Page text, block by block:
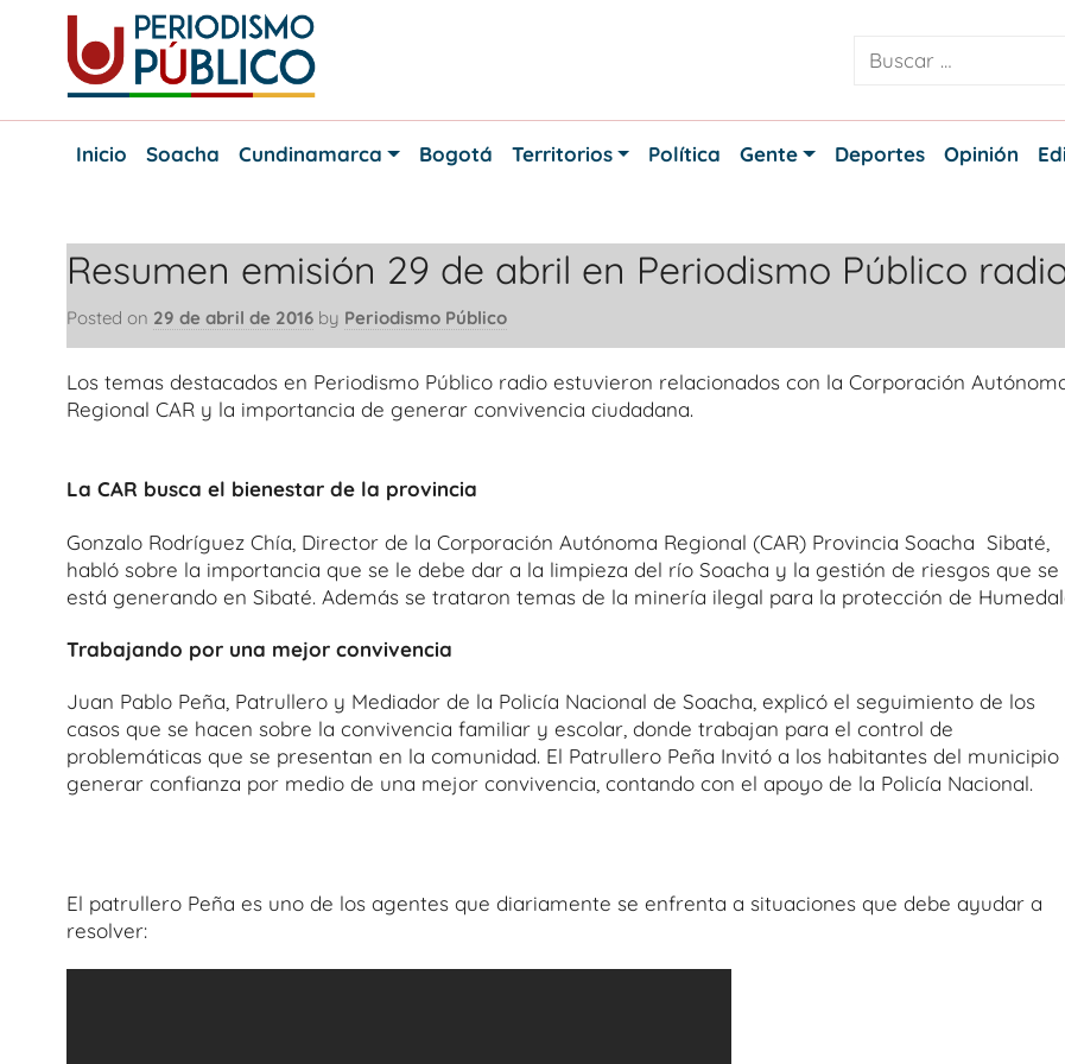
content
Periodismo
Noticias
Bogotá
y
Inicio
Soacha Cundinamarca Bogotá Territorios Política Gente Deportes Opinión
Resumen emisión 29 de abril en Periodismo Público
Posted on 29 de abril de 2016 by Periodismo Público
Los temas destacados en Periodismo Público radio estuvieron relacionados con la Corporación
Regional CAR y la importancia de generar convivencia ciudadana.
La CAR busca el bienestar de la provincia
Gonzalo Rodríguez Chía, Director de la Corporación Autónoma Regional (CAR) Provincia Soacha ­ Sibaté,
habló sobre la importancia que se le debe dar a la limpieza del río Soacha y la gestión de riesgos que se
está generando en Sibaté. Además se trataron temas de la minería ilegal para la protección de
Trabajando por una mejor convivencia
Juan Pablo Peña, Patrullero y Mediador de la Policía Nacional de Soacha, explicó el seguimiento de los
casos que se hacen sobre la convivencia familiar y escolar, donde trabajan para el control de
problemáticas que se presentan en la comunidad. El Patrullero Peña Invitó a los habitantes del municipio
generar confianza por medio de una mejor convivencia, contando con el apoyo de la Policía Nacional.
El patrullero Peña es uno de los agentes que diariamente se enfrenta a situaciones que debe ayudar a
resolver: